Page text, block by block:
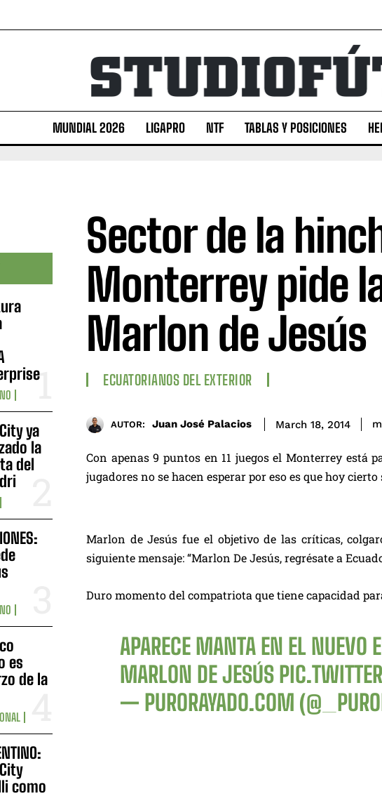
MUNDIAL 2026 LIGAPRO NTF TABLAS Y POSICIONES
ya
la
del
es
de la
como
Sector de la
Monterrey pide
Marlon de Jesús
ECUATORIANOS DEL EXTERIOR
AUTOR: Juan José Palacios March 18, 2014
Con apenas 9 puntos en 11 juegos el Monterrey
jugadores no se hacen esperar por eso es que hoy
Marlon de Jesús fue el objetivo de las críticas,
siguiente mensaje: “Marlon De Jesús, regrésate a
Duro momento del compatriota que tiene capacidad
APARECE MANTA EN EL NUEVO
MARLON DE JESÚS
— PURORAYADO.COM